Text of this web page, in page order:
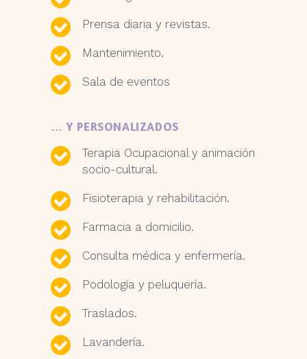
Prensa diaria y revistas.
Mantenimiento.
Sala de eventos
… Y PERSONALIZADOS
Terapia Ocupacional y animación
socio-cultural.
Fisioterapia y rehabilitación.
Farmacia a domicilio.
Consulta médica y enfermería.
Podología y peluquería.
Traslados.
Lavandería.